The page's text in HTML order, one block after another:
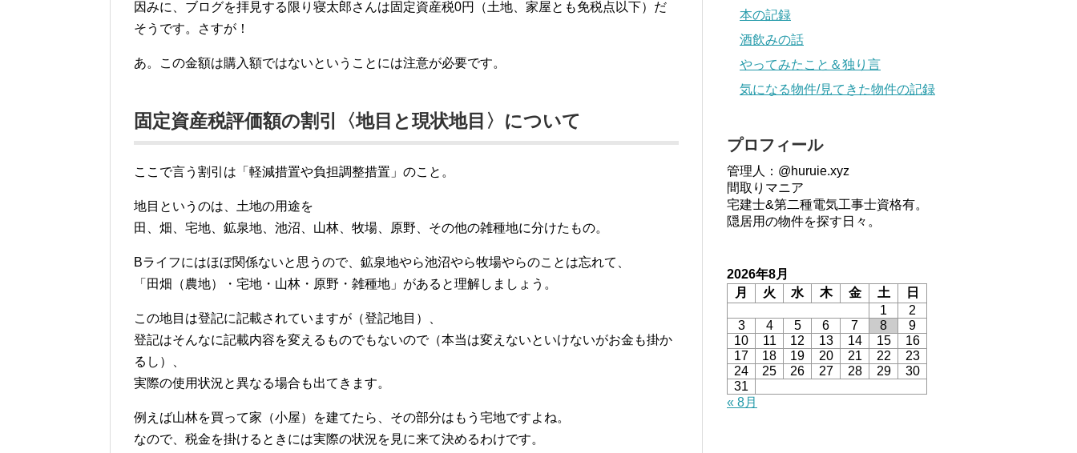
因みに、ブログを拝見する限り寝太郎さんは固定資産税0円（土地、家屋とも免税点以下）だ
そうです。さすが！
あ。この金額は購入額ではないということには注意が必要です。
固定資産税評価額の割引〈地目と現状地目〉について
ここで言う割引は「軽減措置や負担調整措置」のこと。
地目というのは、土地の用途を
田、畑、宅地、鉱泉地、池沼、山林、牧場、原野、その他の雑種地に分けたもの。
Bライフにはほぼ関係ないと思うので、鉱泉地やら池沼やら牧場やらのことは忘れて、
「田畑（農地）・宅地・山林・原野・雑種地」があると理解しましょう。
この地目は登記に記載されていますが（登記地目）、
登記はそんなに記載内容を変えるものでもないので（本当は変えないといけないがお金も掛か
るし）、
実際の使用状況と異なる場合も出てきます。
例えば山林を買って家（小屋）を建てたら、その部分はもう宅地ですよね。
なので、税金を掛けるときには実際の状況を見に来て決めるわけです。
本の記録
酒飲みの話
やってみたこと＆独り言
気になる物件/見てきた物件の記録
プロフィール
管理人：@huruie.xyz
間取りマニア
宅建士&第二種電気工事士資格有。
隠居用の物件を探す日々。
2026年8月
月
火 水 木 金 土
日
1
2
3
4 5 6 7 8
9
10
11 12 13 14 15
16
17
18 19 20 21 22
23
24
25 26 27 28 29
30
31
« 8月